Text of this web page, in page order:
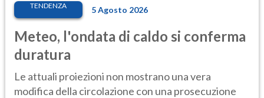
TENDENZA 5 Agosto 2026
Meteo, l'ondata di caldo si conferma
duratura
Le attuali proiezioni non mostrano una vera
modifica della circolazione con una prosecuzione